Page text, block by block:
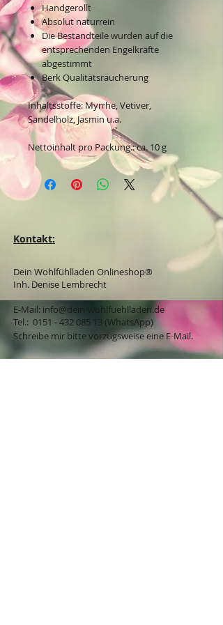
Handgerollt
Absolut naturrein
Die Bestandteile wurden auf die
entsprechenden Engelkräfte
abgestimmt
Berk Qualitätsräucherung
Inhaltsstoffe: Myrrhe, Vetiver,
Sandelholz, Jasmin u.a.
Nettoinhalt pro Packung.: ca. 10 g
Kontakt:
Dein Wohlfühlladen Onlineshop®
Inh. Denise Lembrecht
E-Mail: info@dein-wohlfuehlladen.de
​​​​​​​​​​​​​​​​​​​​Tel.: 0151 - 432 085 13 (WhatsApp)
Schreibe mir bitte vorzugsweise eine E-Mail.